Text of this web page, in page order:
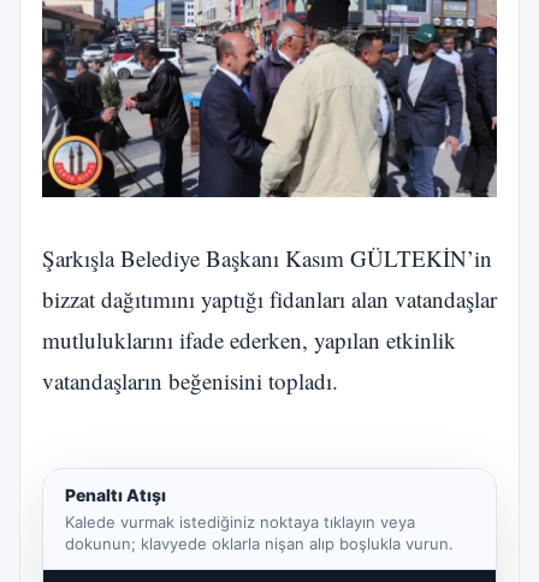
Şarkışla Belediye Başkanı Kasım GÜLTEKİN’in
bizzat dağıtımını yaptığı fidanları alan vatandaşlar
mutluluklarını ifade ederken, yapılan etkinlik
vatandaşların beğenisini topladı.
Penaltı Atışı
Kalede vurmak istediğiniz noktaya tıklayın veya
dokunun; klavyede oklarla nişan alıp boşlukla vurun.